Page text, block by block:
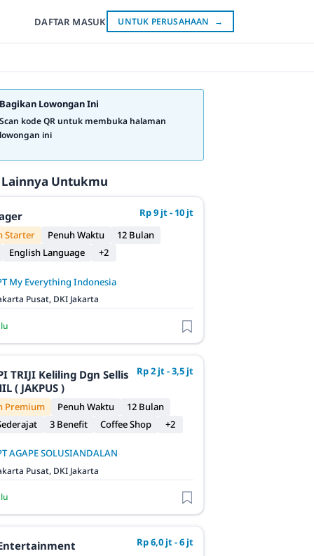
DAFTAR MASUK UNTUK PERUSAHAAN →
Bagikan Lowongan Ini
Scan kode QR untuk membuka halaman
lowongan ini
Untukmu
Rp 9 jt - 10 jt
Starter
Penuh Waktu
12 Bulan
English Language +2
My Everything Indonesia
Pusat, DKI Jakarta
Dgn Sellis
( JAKPUS )
Rp 2 jt - 3,5 jt
Premium Penuh Waktu
12 Bulan
3 Benefit Coffee Shop +2
AGAPE SOLUSIANDALAN
Pusat, DKI Jakarta
Rp 6,0 jt - 6 jt